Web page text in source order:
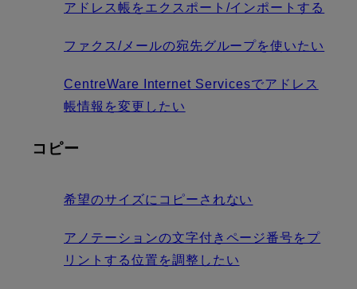
アドレス帳をエクスポート/インポートする
ファクス/メールの宛先グループを使いたい
CentreWare Internet Servicesでアドレス
帳情報を変更したい
コピー
希望のサイズにコピーされない
アノテーションの文字付きページ番号をプ
リントする位置を調整したい